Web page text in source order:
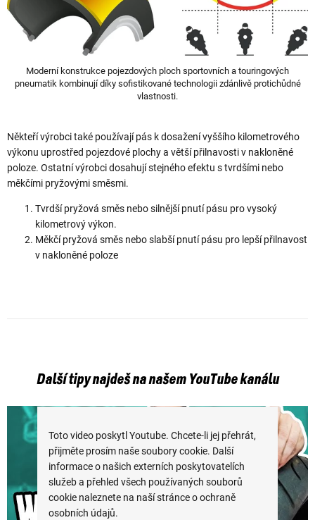
Moderní konstrukce pojezdových ploch sportovních a touringových
pneumatik kombinují díky sofistikované technologii zdánlivě protichůdné
vlastnosti.
Někteří výrobci také používají pás k dosažení vyššího kilometrového
výkonu uprostřed pojezdové plochy a větší přilnavosti v nakloněné
poloze. Ostatní výrobci dosahují stejného efektu s tvrdšími nebo
měkčími pryžovými směsmi.
Tvrdší pryžová směs nebo silnější pnutí pásu pro vysoký
kilometrový výkon.
Měkčí pryžová směs nebo slabší pnutí pásu pro lepší přilnavost
v nakloněné poloze
Další tipy najdeš na našem YouTube kanálu
Toto video poskytl Youtube. Chcete-li jej přehrát,
přijměte prosím naše soubory cookie. Další
informace o našich externích poskytovatelích
služeb a přehled všech používaných souborů
cookie naleznete na naší stránce o ochraně
osobních údajů.